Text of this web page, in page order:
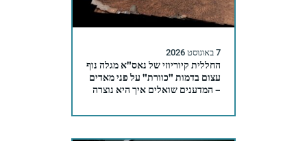
7 באוגוסט 2026
החללית קיוריוזי של נאס"א מגלה נוף
עצום בדמות "כוורת" על פני מאדים
– המדענים שואלים איך היא נוצרה